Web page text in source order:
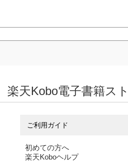
楽天Kobo電子書籍ス
ご利用ガイド
初めての方へ
楽天Koboヘルプ